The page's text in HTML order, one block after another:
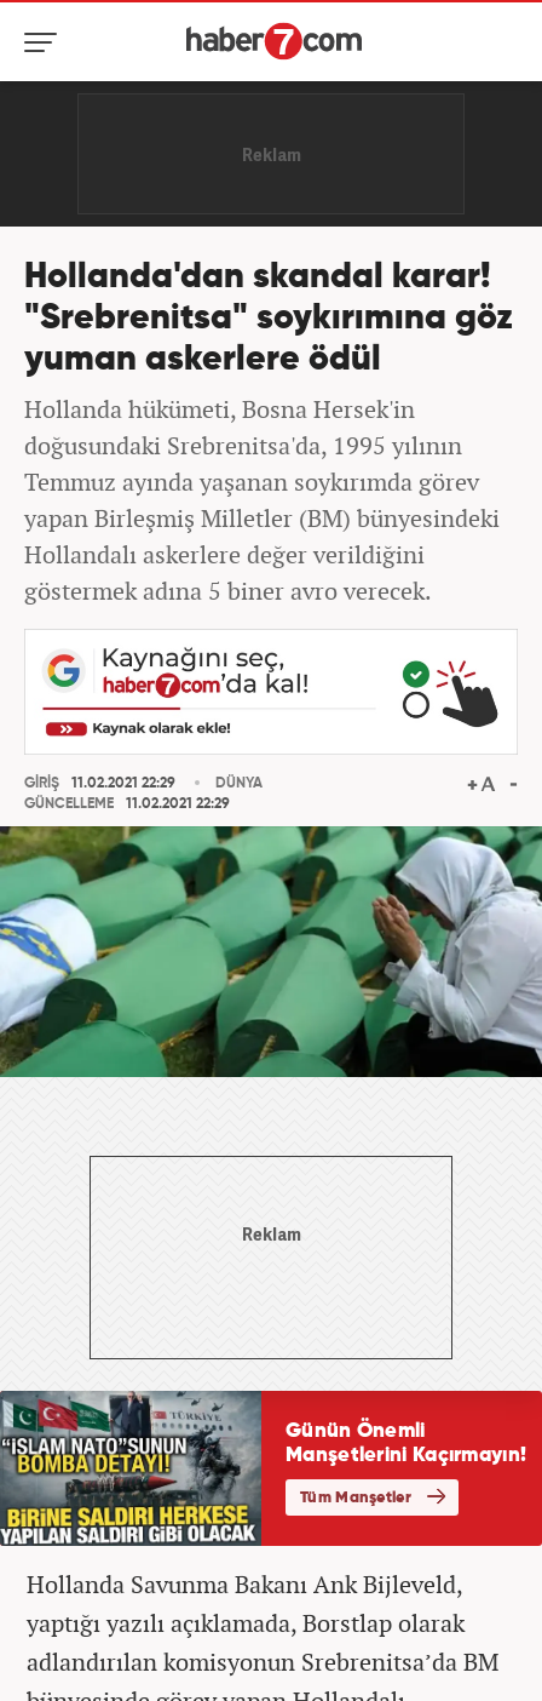
Hollanda'dan skandal karar!
"Srebrenitsa" soykırımına göz
yuman askerlere ödül
Hollanda hükümeti, Bosna Hersek'in
doğusundaki Srebrenitsa'da, 1995 yılının
Temmuz ayında yaşanan soykırımda görev
yapan Birleşmiş Milletler (BM) bünyesindeki
Hollandalı askerlere değer verildiğini
göstermek adına 5 biner avro verecek.
GİRİŞ
11.02.2021 22:29
GÜNCELLEME
11.02.2021 22:29
DÜNYA
Hollanda Savunma Bakanı Ank Bijleveld,
yaptığı yazılı açıklamada, Borstlap olarak
adlandırılan komisyonun Srebrenitsa’da BM